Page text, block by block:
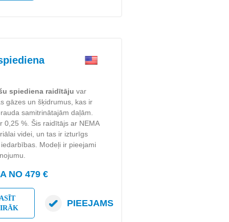
spiediena raidītāju var
gāzes un šķidrumus, kas ir
samitrinātajām daļām.
0,25 %. Šis raidītājs ar NEMA
videi, un tas ir izturīgs
Modeļi ir pieejami
NO 479 €
PIEEJAMS